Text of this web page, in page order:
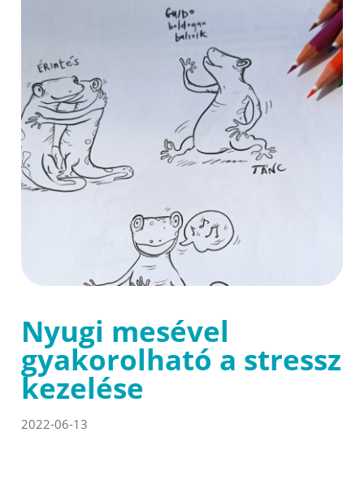
Nyugi mesével
gyakorolható a stressz
kezelése
2022-06-13